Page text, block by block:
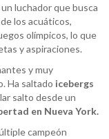
luchador que busca
los acuáticos,
olímpicos, lo que
y aspiraciones.
y muy
Ha saltado icebergs
salto desde un
en Nueva York.
campeón